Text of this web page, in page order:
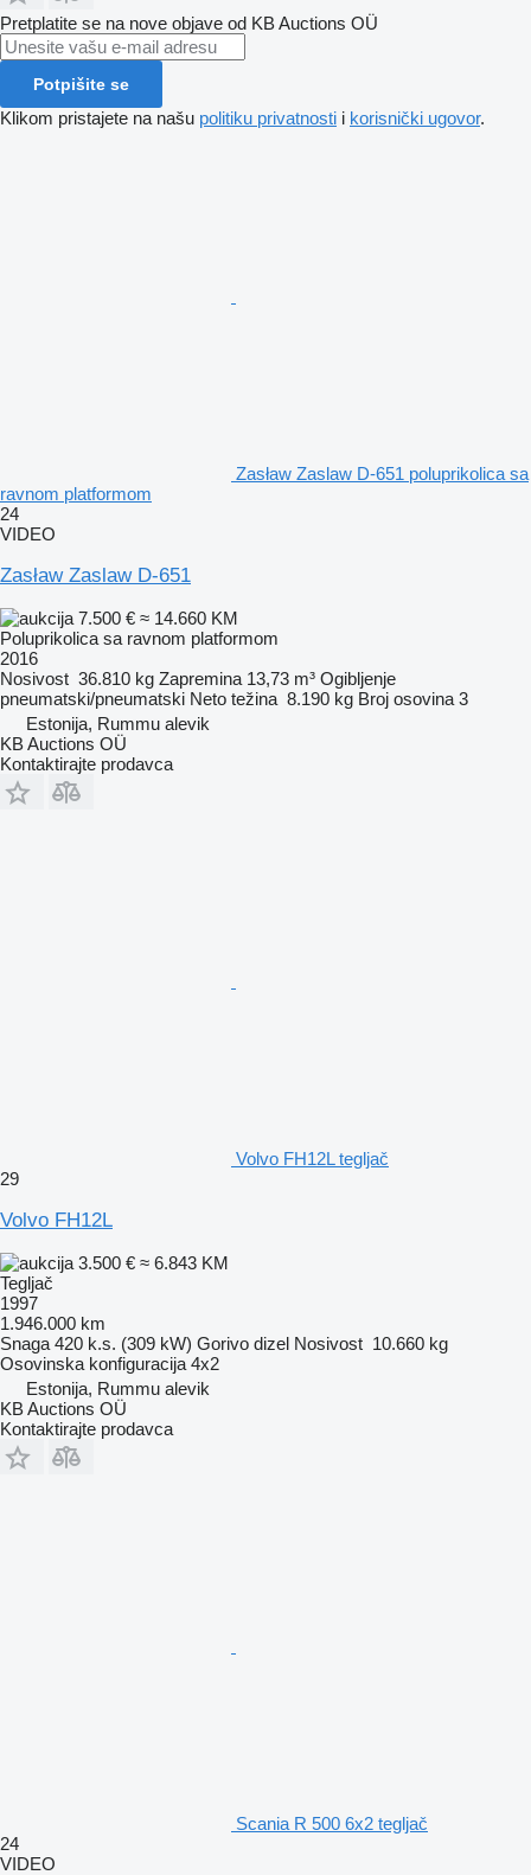
Pretplatite se na nove objave od KB Auctions OÜ
Potpišite se
Klikom pristajete na našu politiku privatnosti i korisnički ugovor.
Zasław Zaslaw D-651 poluprikolica sa
ravnom platformom
24
VIDEO
Zasław Zaslaw D-651
7.500 € ≈ 14.660 KM
Poluprikolica sa ravnom platformom
2016
Nosivost 36.810 kg Zapremina 13,73 m³ Ogibljenje
pneumatski/pneumatski Neto težina 8.190 kg Broj osovina 3
Estonija, Rummu alevik
KB Auctions OÜ
Kontaktirajte prodavca
Volvo FH12L tegljač
29
Volvo FH12L
3.500 € ≈ 6.843 KM
Tegljač
1997
1.946.000 km
Snaga 420 k.s. (309 kW) Gorivo dizel Nosivost 10.660 kg
Osovinska konfiguracija 4x2
Estonija, Rummu alevik
KB Auctions OÜ
Kontaktirajte prodavca
Scania R 500 6x2 tegljač
24
VIDEO